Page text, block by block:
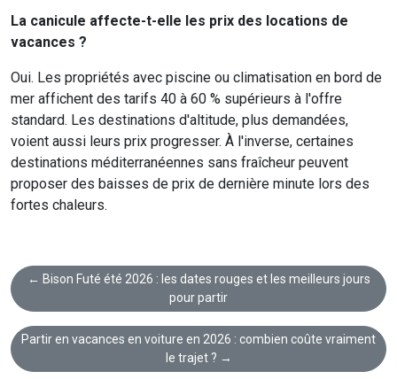
La canicule affecte-t-elle les prix des locations de
vacances ?
Oui. Les propriétés avec piscine ou climatisation en bord de
mer affichent des tarifs 40 à 60 % supérieurs à l'offre
standard. Les destinations d'altitude, plus demandées,
voient aussi leurs prix progresser. À l'inverse, certaines
destinations méditerranéennes sans fraîcheur peuvent
proposer des baisses de prix de dernière minute lors des
fortes chaleurs.
← Bison Futé été 2026 : les dates rouges et les meilleurs jours
pour partir
Partir en vacances en voiture en 2026 : combien coûte vraiment
le trajet ? →